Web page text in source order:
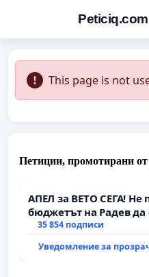
Peticiq.com
This page is not
Петиции, промотирани от
АПЕЛ за ВЕТО СЕГА! Не
бюджетът на Радев да
парите и правата ни в
35 854 подписи
Уведомление за